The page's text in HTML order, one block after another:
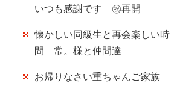
いつも感謝です ㊗再開
懐かしい同級生と再会楽しい時
間 常。様と仲間達
お帰りなさい重ちゃんご家族